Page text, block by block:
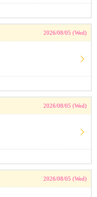
2026/08/05 (Wed)
2026/08/05 (Wed)
2026/08/05 (Wed)